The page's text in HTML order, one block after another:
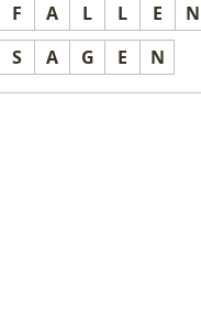
F A L L E N
S A G E N